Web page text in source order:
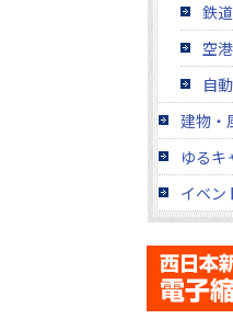
鉄
空
自
建物・
ゆるキ
イベン